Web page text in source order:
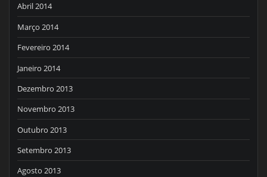
Abril 2014
Março 2014
Fevereiro 2014
Janeiro 2014
Dezembro 2013
Novembro 2013
Outubro 2013
Setembro 2013
Agosto 2013